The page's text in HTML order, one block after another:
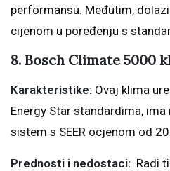
performansu. Međutim,
cijenom u poređenju s
8. Bosch Climate 5000
Karakteristike: Ovaj klima
Energy Star standardima,
sistem s SEER ocjenom od 20.
Prednosti i nedostaci: Radi